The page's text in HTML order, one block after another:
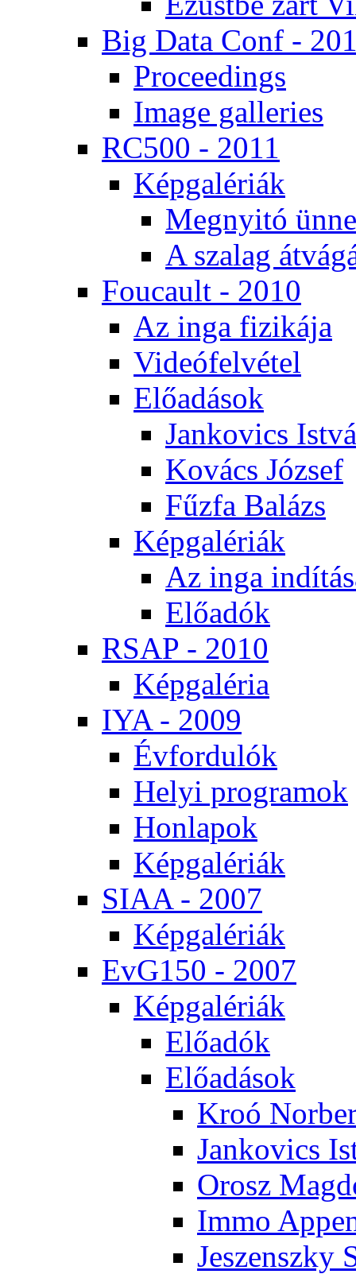
Big Da­ta Conf -
Pro­ce­e­dings
Image gal­le­ri­es
RC500 - 2011
Kép­ga­lé­ri­ák
Meg­nyi­tó
A sza­lag
Fo­u­ca­ult - 2010
Az in­ga fi­zi­ká­ja
Vi­de­ó­fel­vé­tel
Elő­adá­sok
Jan­ko­vics
Ko­vács Jó­zsef
Fűz­fa Ba­lázs
Kép­ga­lé­ri­ák
Az in­ga
Elő­adók
RSAP - 2010
Kép­ga­lé­ria
IYA - 2009
Év­for­du­lók
He­lyi prog­ra­mok
Hon­la­pok
Kép­ga­lé­ri­ák
SI­AA - 2007
Kép­ga­lé­ri­ák
EvG150 - 2007
Kép­ga­lé­ri­ák
Elő­adók
Elő­adá­sok
Kroó
Jan­ko­vics
Orosz
Im­mo
Je­szensz­ky